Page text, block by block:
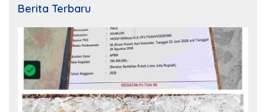
Berita Terbaru